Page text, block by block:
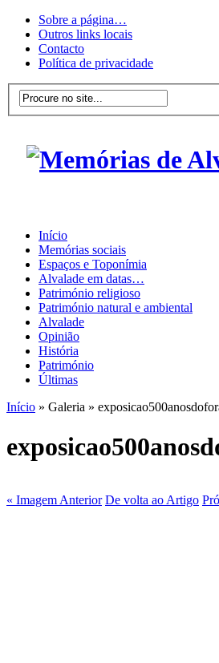
Sobre a página…
Outros links locais
Contacto
Política de privacidade
Início
Memórias sociais
Espaços e Toponímia
Alvalade em datas…
Património religioso
Património natural e ambiental
Alvalade
Opinião
História
Património
Últimas
Início » Galeria »
« Imagem Anterior De volta ao Artigo